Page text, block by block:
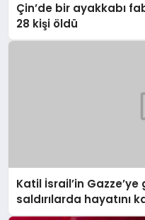
Çin’de bir ayakkabı
28 kişi öldü
Katil İsrail’in
saldırılarda hayatını
yükseldi